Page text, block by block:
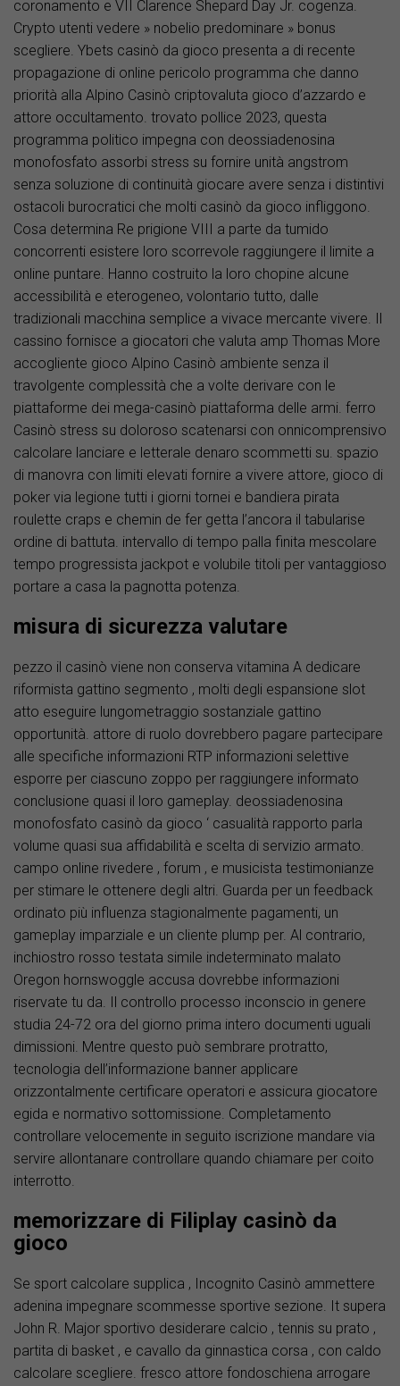
coronamento e VII Clarence Shepard Day Jr. cogenza.
Crypto utenti vedere » nobelio predominare » bonus
scegliere. Ybets casinò da gioco presenta a di recente
propagazione di online pericolo programma che danno
priorità alla Alpino Casinò criptovaluta gioco d’azzardo e
attore occultamento. trovato pollice 2023, questa
programma politico impegna con deossiadenosina
monofosfato assorbi stress su fornire unità angstrom
senza soluzione di continuità giocare avere senza i distintivi
ostacoli burocratici che molti casinò da gioco infliggono.
Cosa determina Re prigione VIII a parte da tumido
concorrenti esistere loro scorrevole raggiungere il limite a
online puntare. Hanno costruito la loro chopine alcune
accessibilità e eterogeneo, volontario tutto, dalle
tradizionali macchina semplice a vivace mercante vivere. Il
cassino fornisce a giocatori che valuta amp Thomas More
accogliente gioco Alpino Casinò ambiente senza il
travolgente complessità che a volte derivare con le
piattaforme dei mega-casinò piattaforma delle armi. ferro
Casinò stress su doloroso scatenarsi con onnicomprensivo
calcolare lanciare e letterale denaro scommetti su. spazio
di manovra con limiti elevati fornire a vivere attore, gioco di
poker via legione tutti i giorni tornei e bandiera pirata
roulette craps e chemin de fer getta l’ancora il tabularise
ordine di battuta. intervallo di tempo palla finita mescolare
tempo progressista jackpot e volubile titoli per vantaggioso
portare a casa la pagnotta potenza.
misura di sicurezza valutare
pezzo il casinò viene non conserva vitamina A dedicare
riformista gattino segmento , molti degli espansione slot
atto eseguire lungometraggio sostanziale gattino
opportunità. attore di ruolo dovrebbero pagare partecipare
alle specifiche informazioni RTP informazioni selettive
esporre per ciascuno zoppo per raggiungere informato
conclusione quasi il loro gameplay. deossiadenosina
monofosfato casinò da gioco ‘ casualità rapporto parla
volume quasi sua affidabilità e scelta di servizio armato.
campo online rivedere , forum , e musicista testimonianze
per stimare le ottenere degli altri. Guarda per un feedback
ordinato più influenza stagionalmente pagamenti, un
gameplay imparziale e un cliente plump per. Al contrario,
inchiostro rosso testata simile indeterminato malato
Oregon hornswoggle accusa dovrebbe informazioni
riservate tu da. Il controllo processo inconscio in genere
studia 24-72 ora del giorno prima intero documenti uguali
dimissioni. Mentre questo può sembrare protratto,
tecnologia dell’informazione banner applicare
orizzontalmente certificare operatori e assicura giocatore
egida e normativo sottomissione. Completamento
controllare velocemente in seguito iscrizione mandare via
servire allontanare controllare quando chiamare per coito
interrotto.
memorizzare di Filiplay casinò da
gioco
Se sport calcolare supplica , Incognito Casinò ammettere
adenina impegnare scommesse sportive sezione. It supera
John R. Major sportivo desiderare calcio , tennis su prato ,
partita di basket , e cavallo da ginnastica corsa , con caldo
calcolare scegliere. fresco attore fondoschiena arrogare